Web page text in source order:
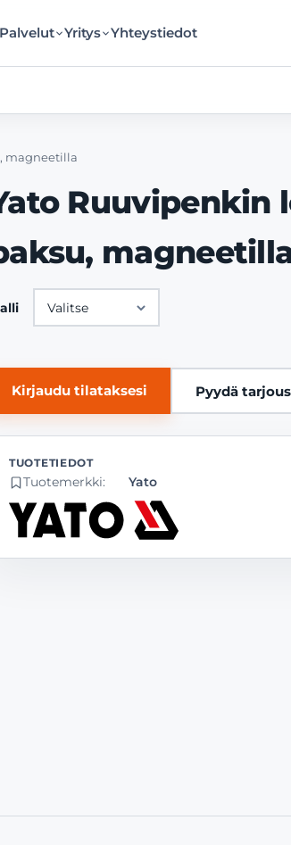
Palvelut Yritys Yhteystiedot
magneetilla
Ruuvipenkin
Kirjaudu tilataksesi Pyydä tarjous
Tuotemerkki: Yato